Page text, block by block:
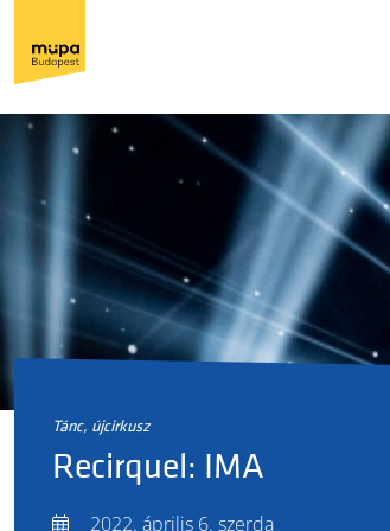
tánc, újcirkusz
Recirquel: IMA
2022. április 6. szerda